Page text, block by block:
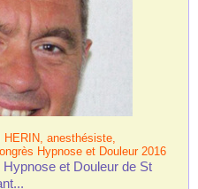
HERIN, anesthésiste,
Hypnose et Douleur 2016
et Douleur de St